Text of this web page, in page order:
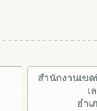
สำนักงานเข
เ
อำ